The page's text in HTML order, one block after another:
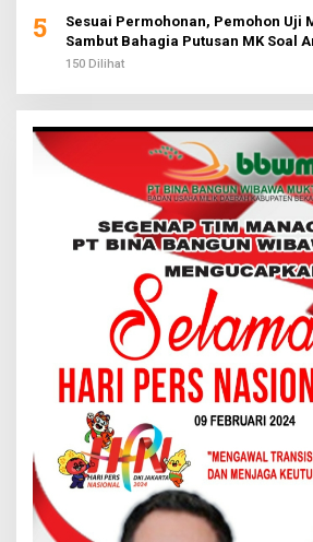
5
Sesuai Permohonan, Pemohon Uji
Sambut Bahagia Putusan MK Soal
150 Dilihat